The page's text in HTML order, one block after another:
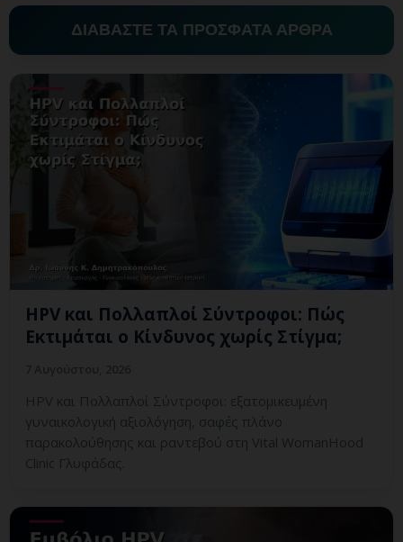
ΔΙΑΒΑΣΤΕ ΤΑ ΠΡΟΣΦΑΤΑ ΑΡΘΡΑ
HPV και Πολλαπλοί Σύντροφοι: Πώς
Εκτιμάται ο Κίνδυνος χωρίς Στίγμα;
HPV και Πολλαπλοί Σύντροφοι: εξατομικευμένη
γυναικολογική αξιολόγηση, σαφές πλάνο
παρακολούθησης και ραντεβού στη Vital WomanHood
Clinic Γλυφάδας.